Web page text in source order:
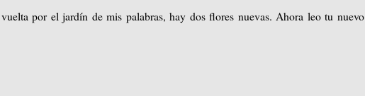
por el jardín de mis palabras, hay dos flores nuevas. Ahora leo tu nuevo